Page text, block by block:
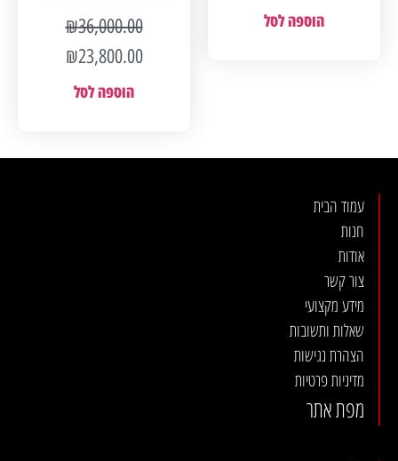
הוספה לסל ₪36,000.00
₪23,800.00
הוספה לסל
עמוד הבית
חנות
אודות
צור קשר
מידע מקצועי
שאלות ותשובות
הצהרת נגישות
מדיניות פרטיות
מפת אתר